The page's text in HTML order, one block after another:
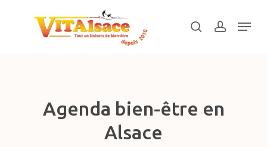
searchaccount
Menu
Agenda bien-être en
Alsace